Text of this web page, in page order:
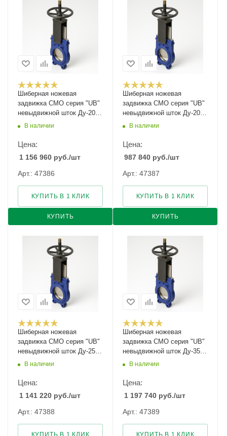
Шиберная ножевая
задвижка CMO серия "UB"
невыдвижной шток Ду-200
Ру-10
В наличии
Цена:
1 156 960 руб./шт
Арт.: 47386
КУПИТЬ
КУПИТЬ В 1 КЛИК
Шиберная ножевая
задвижка CMO серия "UB"
невыдвижной шток Ду-2000
Ру-2В наличии
Цена:
987 840 руб./шт
Арт.: 47387
КУПИТЬ
КУПИТЬ В 1 КЛИК
Шиберная ножевая
задвижка CMO серия "UB"
невыдвижной шток Ду-250
Ру-7В наличии
Цена:
1 141 220 руб./шт
Арт.: 47388
КУПИТЬ В 1 КЛИК
Шиберная ножевая
задвижка CMO серия "UB"
невыдвижной шток Ду-350
Ру-6В наличии
Цена:
1 197 740 руб./шт
Арт.: 47389
КУПИТЬ В 1 КЛИК